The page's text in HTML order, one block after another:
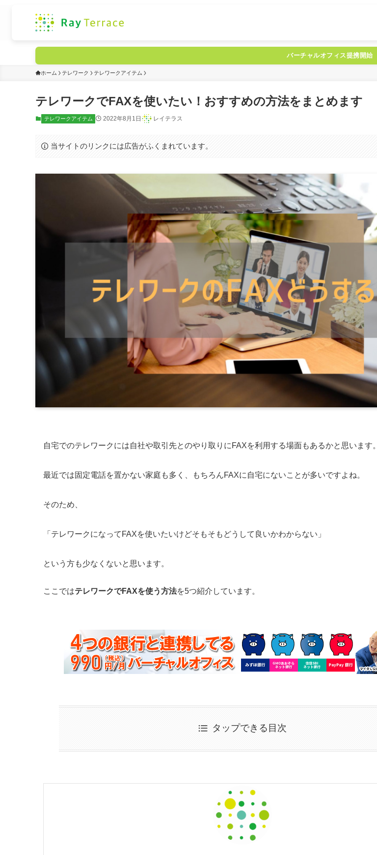
バーチャルオフィス提携開始
ホーム テレワーク テレワークアイテム
テレワークでFAXを使いたい！おすすめの方法をまとめます
テレワークアイテム 2022年8月1日 レイテラス
当サイトのリンクには広告がふくまれています。
自宅でのテレワークには自社や取引先とのやり取りにFAXを利用する場面もあるかと思います。
最近では固定電話を置かない家庭も多く、もちろんFAXに自宅にないことが多いですよね。
そのため、
「テレワークになってFAXを使いたいけどそもそもどうして良いかわからない」
という方も少なくないと思います。
ここではテレワークでFAXを使う方法を5つ紹介しています。
タップできる目次